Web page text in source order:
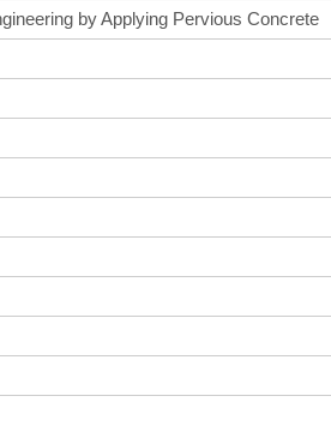
by Applying Pervious Concrete